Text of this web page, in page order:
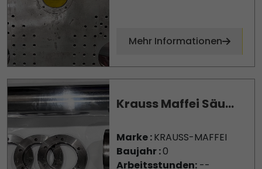
Mehr Informationen
Krauss Maffei Säu...
Marke :KRAUSS-MAFFEI
Baujahr :0
Arbeitsstunden:--